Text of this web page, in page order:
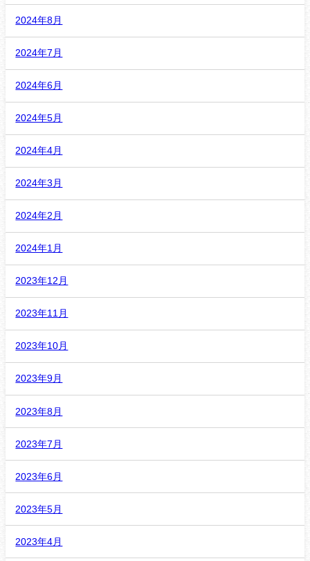
2024年8月
2024年7月
2024年6月
2024年5月
2024年4月
2024年3月
2024年2月
2024年1月
2023年12月
2023年11月
2023年10月
2023年9月
2023年8月
2023年7月
2023年6月
2023年5月
2023年4月